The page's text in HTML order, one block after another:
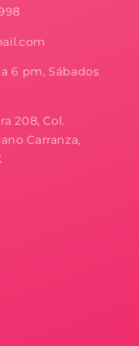
6 pm, Sábados
208, Col.
Carranza,